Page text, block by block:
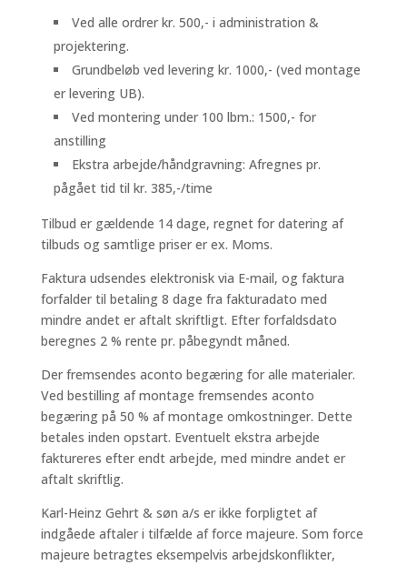
Ved alle ordrer kr. 500,- i administration &
projektering.
Grundbeløb ved levering kr. 1000,- (ved montage
er levering UB).
Ved montering under 100 lbm.: 1500,- for
anstilling
Ekstra arbejde/håndgravning: Afregnes pr.
pågået tid til kr. 385,-/time
Tilbud er gældende 14 dage, regnet for datering af
tilbuds og samtlige priser er ex. Moms.
Faktura udsendes elektronisk via E-mail, og faktura
forfalder til betaling 8 dage fra fakturadato med
mindre andet er aftalt skriftligt. Efter forfaldsdato
beregnes 2 % rente pr. påbegyndt måned.
Der fremsendes aconto begæring for alle materialer.
Ved bestilling af montage fremsendes aconto
begæring på 50 % af montage omkostninger. Dette
betales inden opstart. Eventuelt ekstra arbejde
faktureres efter endt arbejde, med mindre andet er
aftalt skriftlig.
Karl-Heinz Gehrt & søn a/s er ikke forpligtet af
indgåede aftaler i tilfælde af force majeure. Som force
majeure betragtes eksempelvis arbejdskonflikter,